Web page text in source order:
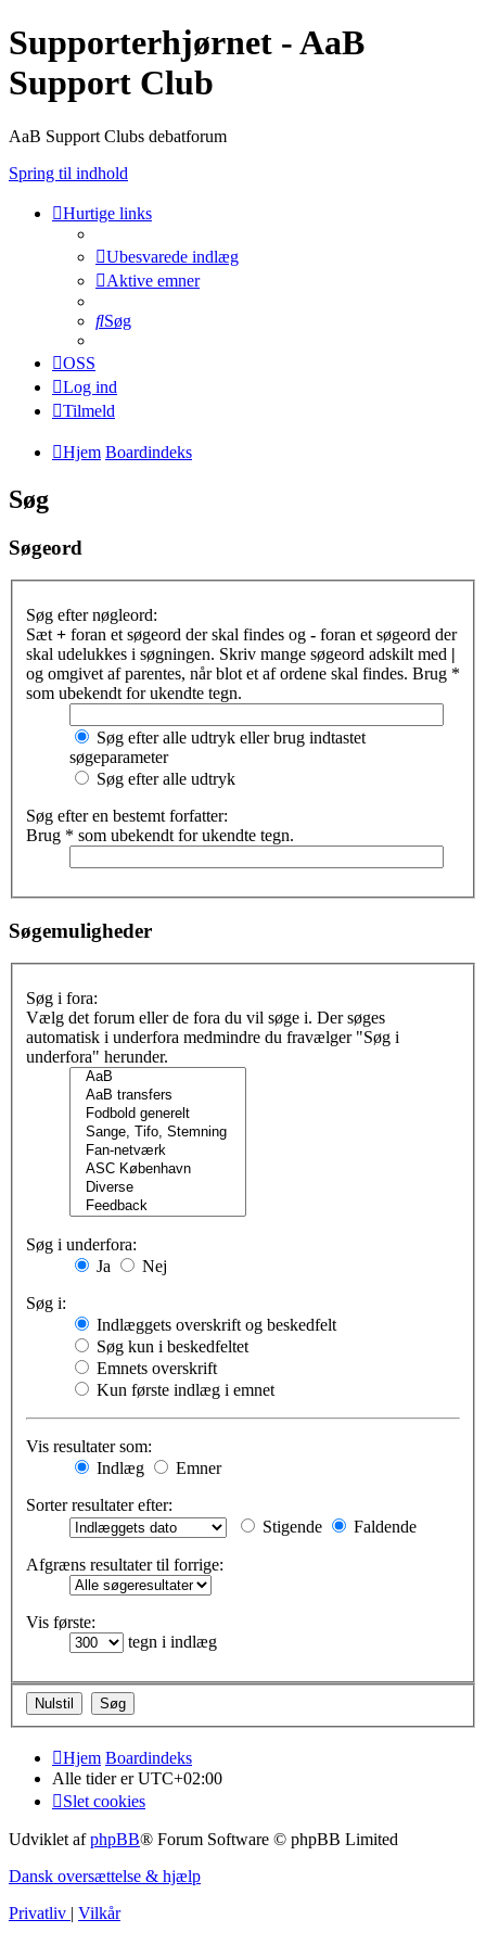
Supporterhjørnet - AaB
Support Club
AaB Support Clubs debatforum
Spring til indhold
Hurtige links
Ubesvarede indlæg
Aktive emner
Søg
OSS
Log ind
Tilmeld
Hjem Boardindeks
Søg
Søgeord
Søg efter nøgleord:
Sæt + foran et søgeord der skal findes og - foran et søgeord der
skal udelukkes i søgningen. Skriv mange søgeord adskilt med |
og omgivet af parentes, når blot et af ordene skal findes. Brug *
som ubekendt for ukendte tegn.
Søg efter alle udtryk eller brug indtastet
søgeparameter
Søg efter alle udtryk
Søg efter en bestemt forfatter:
Brug * som ubekendt for ukendte tegn.
Søgemuligheder
Søg i fora:
Vælg det forum eller de fora du vil søge i. Der søges
automatisk i underfora medmindre du fravælger "Søg i
underfora" herunder.
Søg i underfora:
Ja
Nej
Søg i:
Indlæggets overskrift og beskedfelt
Søg kun i beskedfeltet
Emnets overskrift
Kun første indlæg i emnet
Vis resultater som:
Indlæg
Emner
Sorter resultater efter:
Stigende
Faldende
Afgræns resultater til forrige:
Vis første:
tegn i indlæg
Hjem Boardindeks
Alle tider erUTC+02:00
Slet cookies
Udviklet afphpBB® Forum Software © phpBB Limited
Dansk oversættelse & hjælp
Privatliv | Vilkår